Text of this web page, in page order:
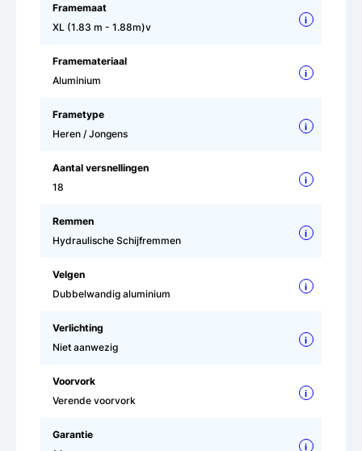
Framemaat
XL (1.83 m - 1.88m)v
i
Framemateriaal
Aluminium
i
Frametype
Heren / Jongens
i
Aantal versnellingen
18
i
Remmen
Hydraulische Schijfremmen
i
Velgen
Dubbelwandig aluminium
i
Verlichting
Niet aanwezig
i
Voorvork
Verende voorvork
i
Garantie
i